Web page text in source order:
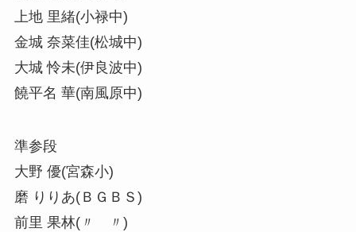
上地 里緒(小禄中)
金城 奈菜佳(松城中)
大城 怜未(伊良波中)
饒平名 華(南風原中)
準参段
大野 優(宮森小)
磨 りりあ(ＢＧＢＳ)
前里 果林(〃 〃)